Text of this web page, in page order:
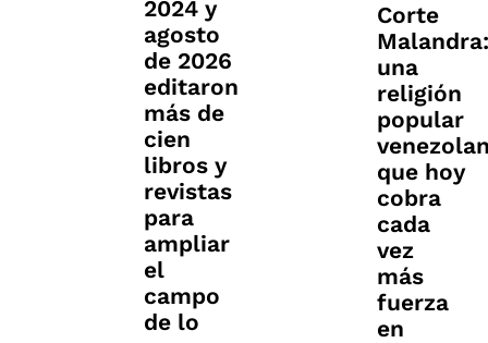
2024 y
agosto
de 2026
editaron
más de
cien
libros y
revistas
para
ampliar
el
campo
de lo
Corte
Malandra:
una
religión
popular
que hoy
cobra
cada
vez
más
fuerza
en